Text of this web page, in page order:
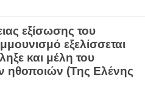
εξίσωσης του
εξελίσσεται
και μέλη του
ηθοποιών (Της Ελένης